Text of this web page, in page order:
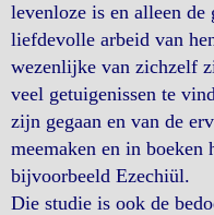
levenloze is en alleen
liefdevolle arbeid van
wezenlijke van zichzelf
veel getuigenissen te
zijn gegaan en van de
meemaken en in boeken
bijvoorbeeld Ezechiül.
Die studie is ook de